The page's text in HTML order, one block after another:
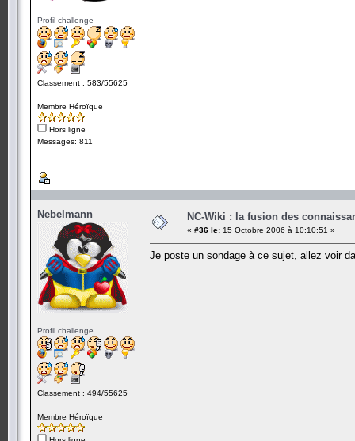
Profil challenge
Classement : 583/55625
Membre Héroïque
Hors ligne
Messages: 811
Nebelmann
Profil challenge
Classement : 494/55625
Membre Héroïque
NC-Wiki : la fusion des
« #36 le: 15 Octobre 2006 à 10:10:51 »
Je poste un sondage à ce sujet, allez voir